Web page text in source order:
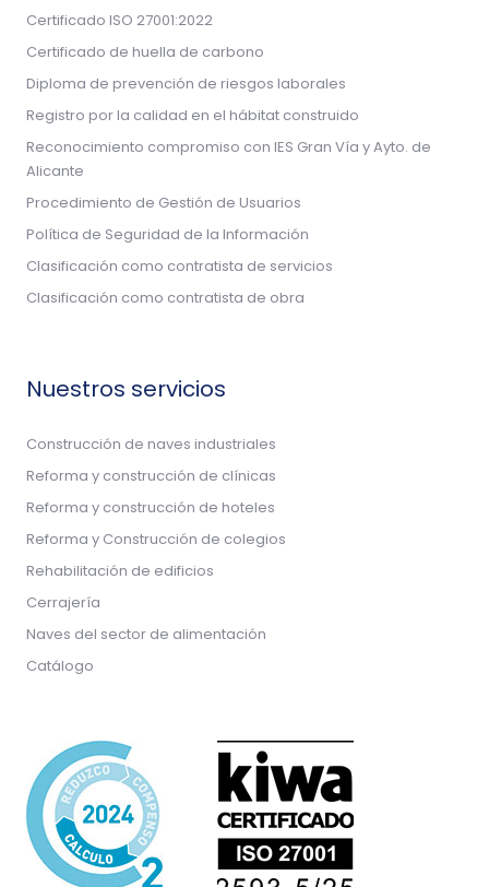
Certificado ISO 27001:2022
Certificado de huella de carbono
Diploma de prevención de riesgos laborales
Registro por la calidad en el hábitat construido
Reconocimiento compromiso con IES Gran Vía y Ayto. de
Alicante
Procedimiento de Gestión de Usuarios
Política de Seguridad de la Información
Clasificación como contratista de servicios
Clasificación como contratista de obra
Nuestros servicios
Construcción de naves industriales
Reforma y construcción de clínicas
Reforma y construcción de hoteles
Reforma y Construcción de colegios
Rehabilitación de edificios
Cerrajería
Naves del sector de alimentación
Catálogo